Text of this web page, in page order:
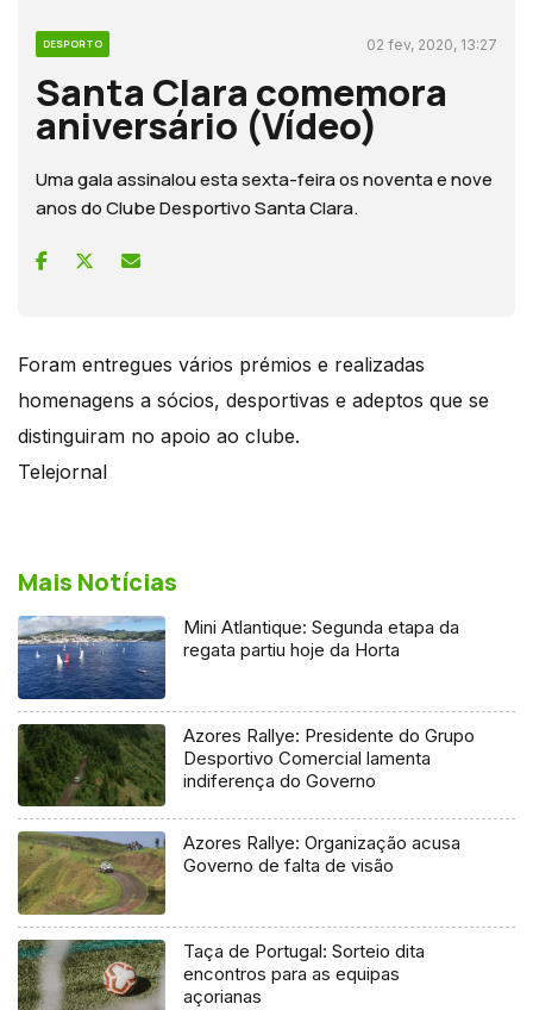
DESPORTO 02 fev, 2020, 13:27
Santa Clara comemora
aniversário (Vídeo)
Uma gala assinalou esta sexta-feira os noventa e nove
anos do Clube Desportivo Santa Clara.
Foram entregues vários prémios e realizadas
homenagens a sócios, desportivas e adeptos que se
distinguiram no apoio ao clube.
Telejornal
Mais Notícias
Mini Atlantique: Segunda etapa da
regata partiu hoje da Horta
Azores Rallye: Presidente do Grupo
Desportivo Comercial lamenta
indiferença do Governo
Azores Rallye: Organização acusa
Governo de falta de visão
Taça de Portugal: Sorteio dita
encontros para as equipas
açorianas